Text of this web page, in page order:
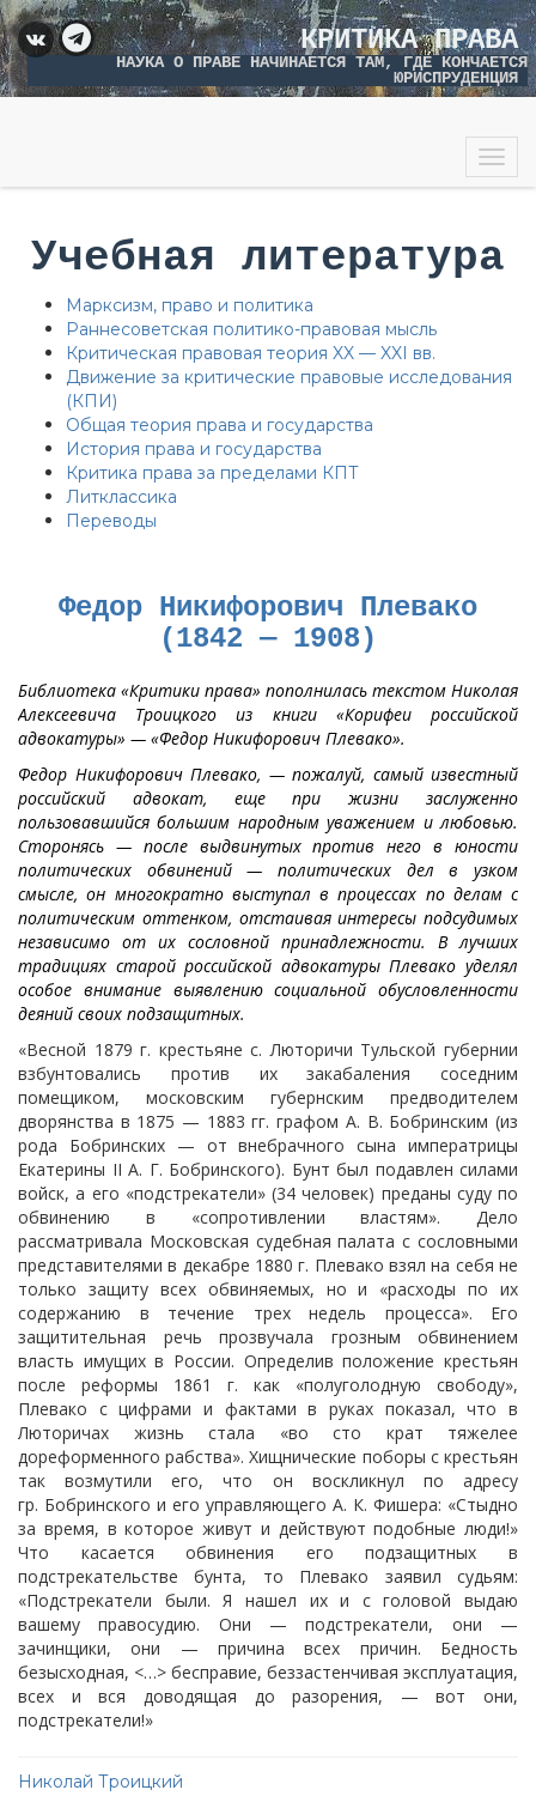
КРИТИКА ПРАВА
НАУКА О ПРАВЕ НАЧИНАЕТСЯ ТАМ, ГДЕ КОНЧАЕТСЯ
ЮРИСПРУДЕНЦИЯ
Учебная литература
Марксизм, право и политика
Раннесоветская политико-правовая мысль
Критическая правовая теория XX — XXI вв.
Движение за критические правовые исследования
(КПИ)
Общая теория права и государства
История права и государства
Критика права за пределами КПТ
Литклассика
Переводы
Федор Никифорович Плевако
(1842 — 1908)
Библиотека «Критики права» пополнилась текстом Николая
Алексеевича Троицкого из книги «Корифеи российской
адвокатуры» — «Федор Никифорович Плевако».
Федор Никифорович Плевако, — пожалуй, самый известный
российский адвокат, еще при жизни заслуженно
пользовавшийся большим народным уважением и любовью.
Сторонясь — после выдвинутых против него в юности
политических обвинений — политических дел в узком
смысле, он многократно выступал в процессах по делам с
политическим оттенком, отстаивая интересы подсудимых
независимо от их сословной принадлежности. В лучших
традициях старой российской адвокатуры Плевако уделял
особое внимание выявлению социальной обусловленности
деяний своих подзащитных.
«Весной 1879 г. крестьяне с. Люторичи Тульской губернии
взбунтовались против их закабаления соседним
помещиком, московским губернским предводителем
дворянства в 1875 — 1883 гг. графом А. В. Бобринским (из
рода Бобринских — от внебрачного сына императрицы
Екатерины II А. Г. Бобринского). Бунт был подавлен силами
войск, а его «подстрекатели» (34 человек) преданы суду по
обвинению в «сопротивлении властям». Дело
рассматривала Московская судебная палата с сословными
представителями в декабре 1880 г. Плевако взял на себя не
только защиту всех обвиняемых, но и «расходы по их
содержанию в течение трех недель процесса». Его
защитительная речь прозвучала грозным обвинением
власть имущих в России. Определив положение крестьян
после реформы 1861 г. как «полуголодную свободу»,
Плевако с цифрами и фактами в руках показал, что в
Люторичах жизнь стала «во сто крат тяжелее
дореформенного рабства». Хищнические поборы с крестьян
так возмутили его, что он воскликнул по адресу
гр. Бобринского и его управляющего А. К. Фишера: «Стыдно
за время, в которое живут и действуют подобные люди!»
Что касается обвинения его подзащитных в
подстрекательстве бунта, то Плевако заявил судьям:
«Подстрекатели были. Я нашел их и с головой выдаю
вашему правосудию. Они — подстрекатели, они —
зачинщики, они — причина всех причин. Бедность
безысходная, <…> бесправие, беззастенчивая эксплуатация,
всех и вся доводящая до разорения, — вот они,
подстрекатели!»
Николай Троицкий